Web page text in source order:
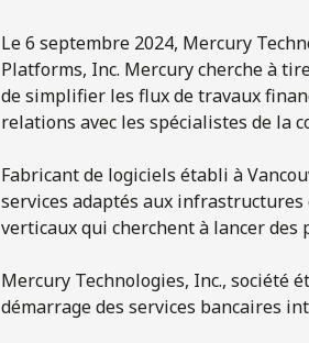
Le 6 septembre 2024, Mercury
Platforms, Inc. Mercury cherche à
de simplifier les flux de travaux
relations avec les spécialistes de la
Fabricant de logiciels établi à
services adaptés aux
verticaux qui cherchent à lancer des
Mercury Technologies, Inc., société
démarrage des services bancaires